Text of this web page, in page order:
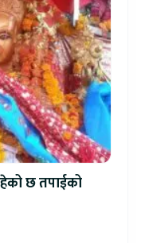
छ तपाईको